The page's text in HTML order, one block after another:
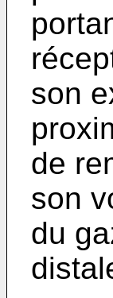
son
de
son
du